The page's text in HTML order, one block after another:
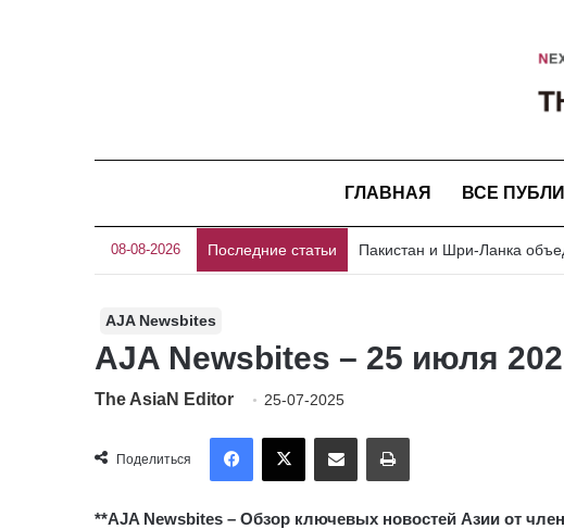
ГЛАВНАЯ ВСЕ
08-08-2026 Последние статьи
AJA Newsbites
AJA Newsbites – 25 июля
The AsiaN Editor 25-07-2025
Поделиться
FacebookX Отправить по имейл Печать
**AJA Newsbites – Обзор ключевых новостей Азии от